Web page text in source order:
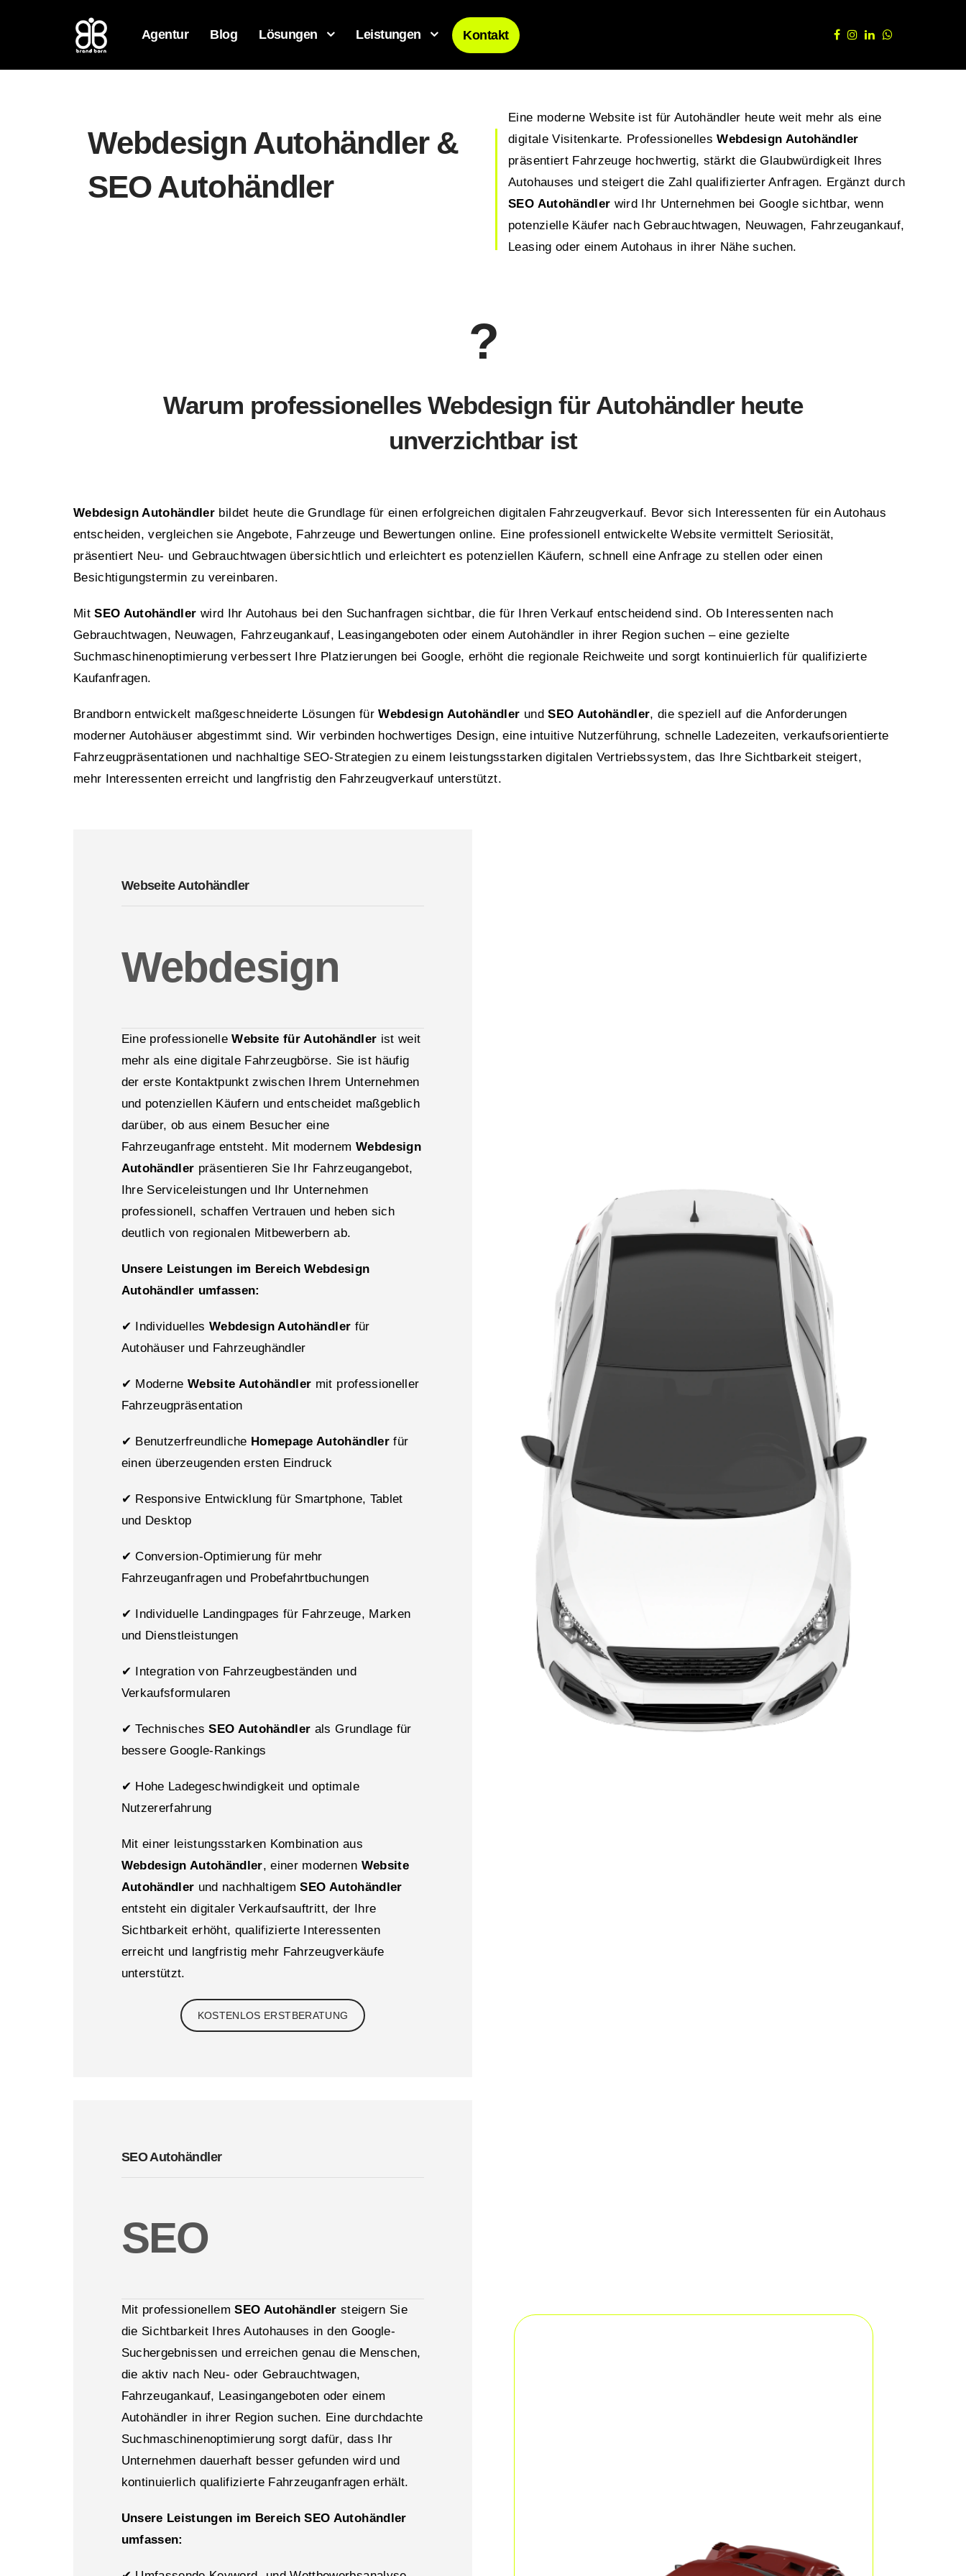
Agentur Blog Lösungen Leistungen Kontakt
Webdesign Autohändler &
SEO Autohändler
Eine moderne Website ist für Autohändler heute weit mehr als eine
digitale Visitenkarte. ProfessionellesWebdesign Autohändler
präsentiert Fahrzeuge hochwertig, stärkt die Glaubwürdigkeit Ihres
Autohauses und steigert die Zahl qualifizierter Anfragen. Ergänzt durch
SEO Autohändler wird Ihr Unternehmen bei Google sichtbar, wenn
potenzielle Käufer nach Gebrauchtwagen, Neuwagen, Fahrzeugankauf,
Leasing oder einem Autohaus in ihrer Nähe suchen.
?
Warum professionelles Webdesign für Autohändler heute
unverzichtbar ist
Webdesign Autohändler bildet heute die Grundlage für einen erfolgreichen digitalen Fahrzeugverkauf. Bevor sich Interessenten für ein Autohaus
entscheiden, vergleichen sie Angebote, Fahrzeuge und Bewertungen online. Eine professionell entwickelte Website vermittelt Seriosität,
präsentiert Neu- und Gebrauchtwagen übersichtlich und erleichtert es potenziellen Käufern, schnell eine Anfrage zu stellen oder einen
Besichtigungstermin zu vereinbaren.
MitSEO Autohändler wird Ihr Autohaus bei den Suchanfragen sichtbar, die für Ihren Verkauf entscheidend sind. Ob Interessenten nach
Gebrauchtwagen, Neuwagen, Fahrzeugankauf, Leasingangeboten oder einem Autohändler in ihrer Region suchen – eine gezielte
Suchmaschinenoptimierung verbessert Ihre Platzierungen bei Google, erhöht die regionale Reichweite und sorgt kontinuierlich für qualifizierte
Kaufanfragen.
Brandborn entwickelt maßgeschneiderte Lösungen fürWebdesign Autohändler undSEO Autohändler, die speziell auf die Anforderungen
moderner Autohäuser abgestimmt sind. Wir verbinden hochwertiges Design, eine intuitive Nutzerführung, schnelle Ladezeiten, verkaufsorientierte
Fahrzeugpräsentationen und nachhaltige SEO-Strategien zu einem leistungsstarken digitalen Vertriebssystem, das Ihre Sichtbarkeit steigert,
mehr Interessenten erreicht und langfristig den Fahrzeugverkauf unterstützt.
Webseite Autohändler
Webdesign
Eine professionelleWebsite für Autohändler ist weit
mehr als eine digitale Fahrzeugbörse. Sie ist häufig
der erste Kontaktpunkt zwischen Ihrem Unternehmen
und potenziellen Käufern und entscheidet maßgeblich
darüber, ob aus einem Besucher eine
Fahrzeuganfrage entsteht. Mit modernem Webdesign
Autohändler präsentieren Sie Ihr Fahrzeugangebot,
Ihre Serviceleistungen und Ihr Unternehmen
professionell, schaffen Vertrauen und heben sich
deutlich von regionalen Mitbewerbern ab.
Unsere Leistungen im Bereich Webdesign
Autohändler umfassen:
✔ IndividuellesWebdesign Autohändler für
Autohäuser und Fahrzeughändler
✔ Moderne Website Autohändler mit professioneller
Fahrzeugpräsentation
✔ Benutzerfreundliche Homepage Autohändlerfür
einen überzeugenden ersten Eindruck
✔ Responsive Entwicklung für Smartphone, Tablet
und Desktop
✔ Conversion-Optimierung für mehr
Fahrzeuganfragen und Probefahrtbuchungen
✔ Individuelle Landingpages für Fahrzeuge, Marken
und Dienstleistungen
✔ Integration von Fahrzeugbeständen und
Verkaufsformularen
✔ TechnischesSEO Autohändler als Grundlage für
bessere Google-Rankings
✔ Hohe Ladegeschwindigkeit und optimale
Nutzererfahrung
Mit einer leistungsstarken Kombination aus
Webdesign Autohändler, einer modernen Website
Autohändler und nachhaltigemSEO Autohändler
entsteht ein digitaler Verkaufsauftritt, der Ihre
Sichtbarkeit erhöht, qualifizierte Interessenten
erreicht und langfristig mehr Fahrzeugverkäufe
unterstützt.
KOSTENLOS ERSTBERATUNG
SEO Autohändler
SEO
Mit professionellemSEO Autohändler steigern Sie
die Sichtbarkeit Ihres Autohauses in den Google-
Suchergebnissen und erreichen genau die Menschen,
die aktiv nach Neu- oder Gebrauchtwagen,
Fahrzeugankauf, Leasingangeboten oder einem
Autohändler in ihrer Region suchen. Eine durchdachte
Suchmaschinenoptimierung sorgt dafür, dass Ihr
Unternehmen dauerhaft besser gefunden wird und
kontinuierlich qualifizierte Fahrzeuganfragen erhält.
Unsere Leistungen im Bereich SEO Autohändler
umfassen: